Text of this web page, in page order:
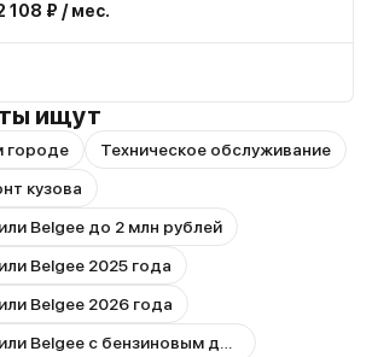
108 ₽ / мес.
ищут
городе
Техническое обслуживание
кузова
Belgee до 2 млн рублей
Belgee 2025 года
Belgee 2026 года